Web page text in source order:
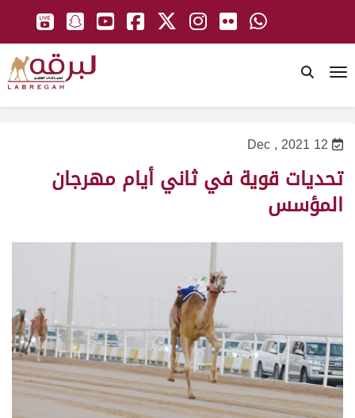
12 Dec , 2021
تحديات قوية في ثاني أيام مهرجان
المؤسس